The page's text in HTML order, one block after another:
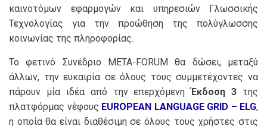
καινοτόμων εφαρμογών και υπηρεσιών Γλωσσικής
Τεχνολογίας για την προώθηση της πολύγλωσσης
κοινωνίας της πληροφορίας.
Το φετινό Συνέδριο META-FORUM θα δώσει, μεταξύ
άλλων, την ευκαιρία σε όλους τους συμμετέχοντες να
πάρουν μία ιδέα από την επερχόμενηΈκδοση 3 της
πλατφόρμας νέφους EUROPEAN LANGUAGE GRID – ELG,
η οποία θα είναι διαθέσιμη σε όλους τους χρήστες στις